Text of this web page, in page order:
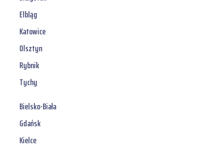
Elbląg
Katowice
Olsztyn
Rybnik
Tychy
Bielsko-Biała
Gdańsk
Kielce